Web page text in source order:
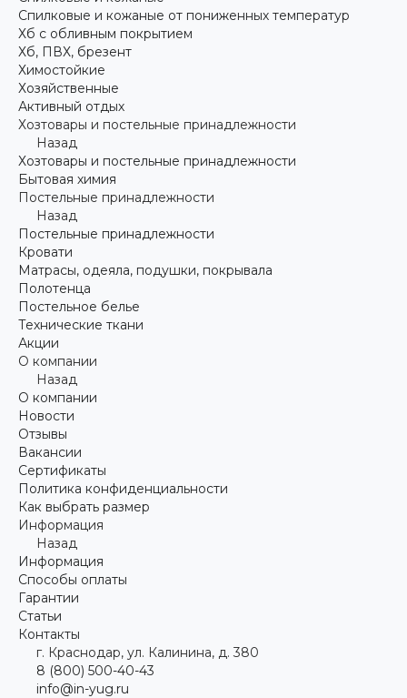
Спилковые и кожаные от пониженных температур
Хб с обливным покрытием
Хб, ПВХ, брезент
Химостойкие
Хозяйственные
Активный отдых
Хозтовары и постельные принадлежности
Назад
Хозтовары и постельные принадлежности
Бытовая химия
Постельные принадлежности
Назад
Постельные принадлежности
Кровати
Матрасы, одеяла, подушки, покрывала
Полотенца
Постельное белье
Технические ткани
Акции
О компании
Назад
О компании
Новости
Отзывы
Вакансии
Сертификаты
Политика конфиденциальности
Как выбрать размер
Информация
Назад
Информация
Способы оплаты
Гарантии
Статьи
Контакты
г. Краснодар, ул. Калинина, д. 380
8 (800) 500-40-43
info@in-yug.ru